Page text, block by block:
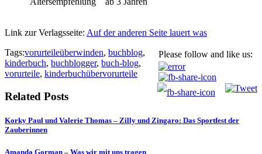
Link zur Verlagsseite: Auf der anderen Seite lauert was
Please follow and like us:
Tags:vorurteileüberwinden, buchblog,
kinderbuch, buchblogger, buch-blog,
vorurteile, kinderbuchübervorurteile
Related Posts
Korky Paul und Valerie Thomas – Zilly und Zingaro: Das Sportfest der
Zauberinnen
Amanda Gorman – Was wir mit uns tragen